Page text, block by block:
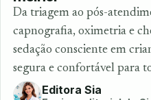
Da triagem ao pós-
capnografia, oximetria e
sedação consciente em
segura e confortável para
Editora Sia